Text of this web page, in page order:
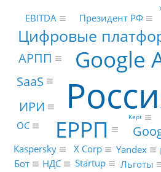
Google
ЕРРП
Цифровые
АРПП
SaaS
ИРИ
Kaspersky X Corp Yandex
Президент РФ
ОС
Бот НДС
EBITDA
Startup Льготы
Kept